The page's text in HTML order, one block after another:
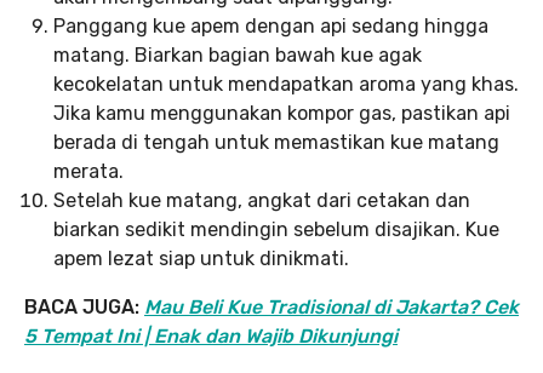
Panggang kue apem dengan api sedang hingga
matang. Biarkan bagian bawah kue agak
kecokelatan untuk mendapatkan aroma yang khas.
Jika kamu menggunakan kompor gas, pastikan api
berada di tengah untuk memastikan kue matang
merata.
Setelah kue matang, angkat dari cetakan dan
biarkan sedikit mendingin sebelum disajikan. Kue
apem lezat siap untuk dinikmati.
BACA JUGA: Mau Beli Kue Tradisional di Jakarta? Cek
5 Tempat Ini | Enak dan Wajib Dikunjungi